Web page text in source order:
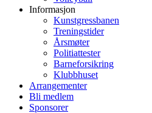
Informasjon
Kunstgressbanen
Treningstider
Årsmøter
Politiattester
Barneforsikring
Klubbhuset
Arrangementer
Bli medlem
Sponsorer